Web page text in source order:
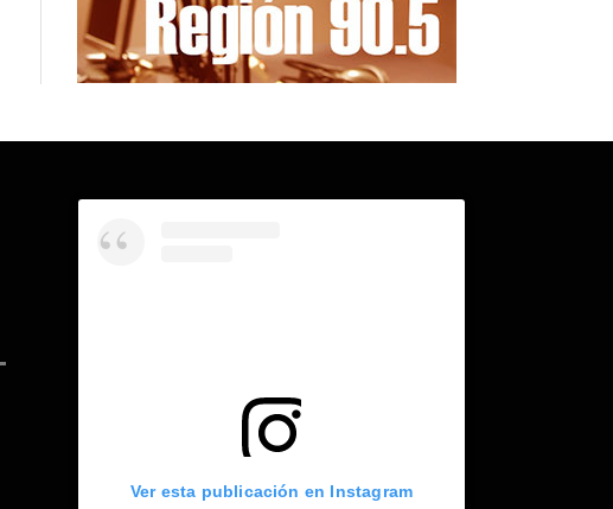
Ver esta publicación en Instagram